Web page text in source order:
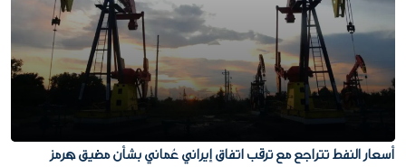
أسعار النفط تتراجع مع ترقب اتفاق إيراني عُماني بشأن مضيق هرمز